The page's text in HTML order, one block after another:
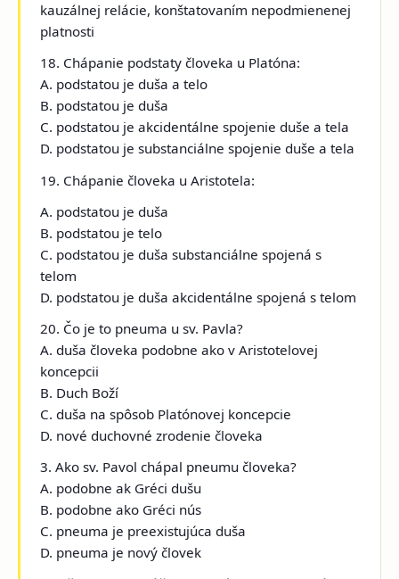
kauzálnej relácie, konštatovaním nepodmienenej
platnosti
18. Chápanie podstaty človeka u Platóna:
A. podstatou je duša a telo
B. podstatou je duša
C. podstatou je akcidentálne spojenie duše a tela
D. podstatou je substanciálne spojenie duše a tela
19. Chápanie človeka u Aristotela:
A. podstatou je duša
B. podstatou je telo
C. podstatou je duša substanciálne spojená s
telom
D. podstatou je duša akcidentálne spojená s telom
20. Čo je to pneuma u sv. Pavla?
A. duša človeka podobne ako v Aristotelovej
koncepcii
B. Duch Boží
C. duša na spôsob Platónovej koncepcie
D. nové duchovné zrodenie človeka
3. Ako sv. Pavol chápal pneumu človeka?
A. podobne ak Gréci dušu
B. podobne ako Gréci nús
C. pneuma je preexistujúca duša
D. pneuma je nový človek